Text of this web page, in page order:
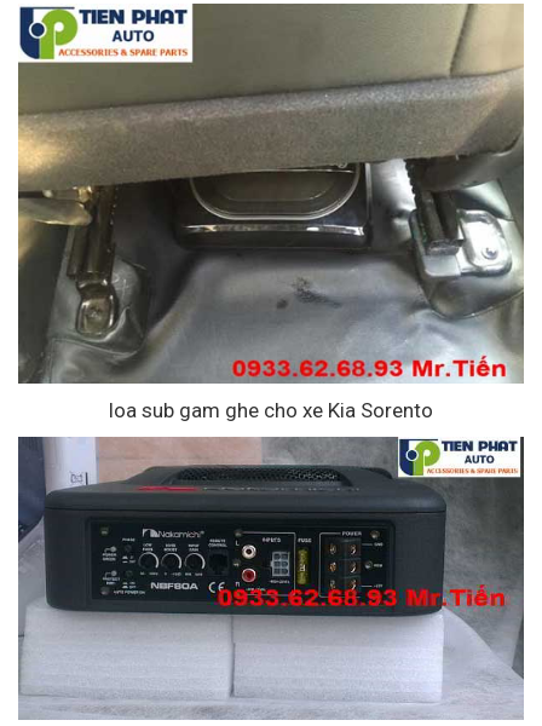
loa sub gam ghe cho xe Kia Sorento